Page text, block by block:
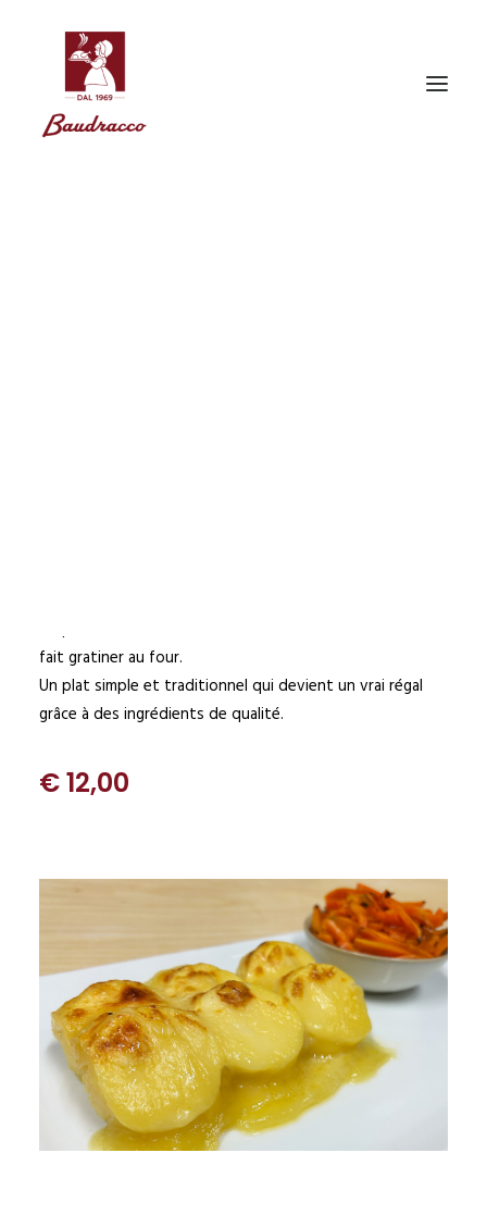
de parmesan et d’une dernière couche de raclette. On les
fait gratiner au four.
Un plat simple et traditionnel qui devient un vrai régal
grâce à des ingrédients de qualité.
€ 12,00